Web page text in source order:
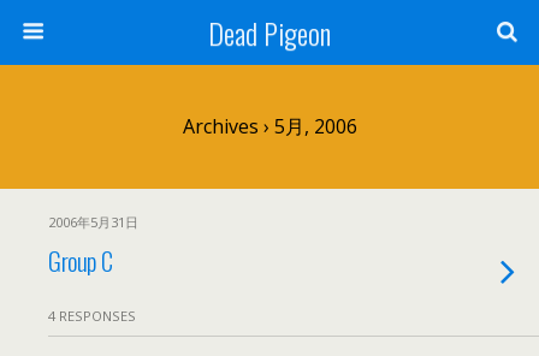
Dead Pigeon
Archives › 5月, 2006
2006年5月31日
Group C
4 RESPONSES